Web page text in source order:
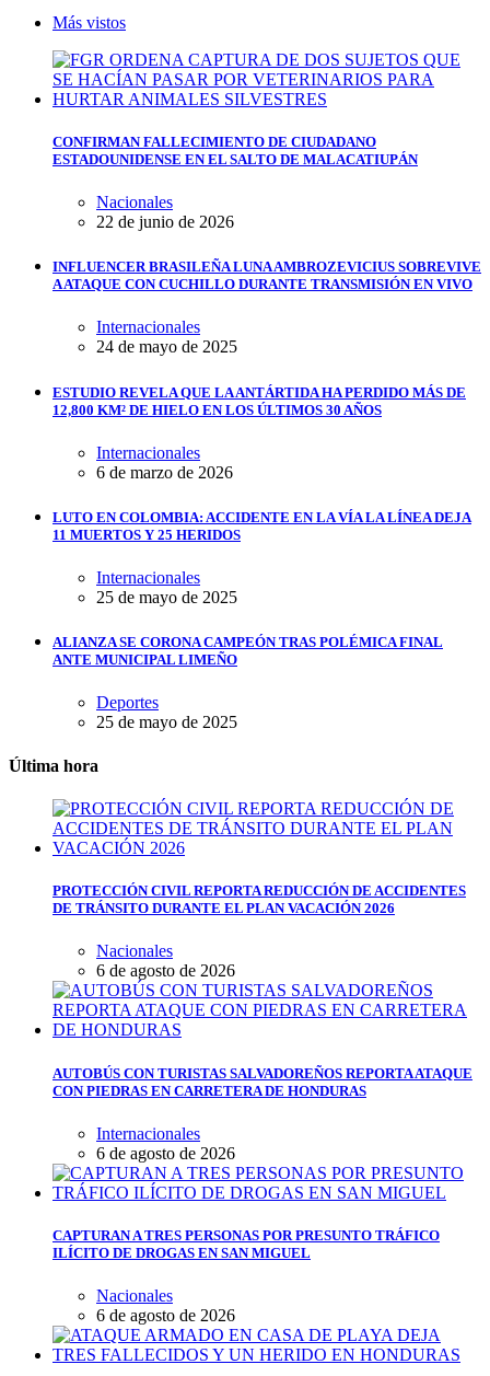
Más vistos
CONFIRMAN FALLECIMIENTO DE CIUDADANO
ESTADOUNIDENSE EN EL SALTO DE MALACATIUPÁN
Nacionales
22 de junio de 2026
INFLUENCER BRASILEÑA LUNA AMBROZEVICIUS SOBREVIVE
A ATAQUE CON CUCHILLO DURANTE TRANSMISIÓN EN VIVO
Internacionales
24 de mayo de 2025
ESTUDIO REVELA QUE LA ANTÁRTIDA HA PERDIDO MÁS DE
12,800 KM² DE HIELO EN LOS ÚLTIMOS 30 AÑOS
Internacionales
6 de marzo de 2026
LUTO EN COLOMBIA: ACCIDENTE EN LA VÍA LA LÍNEA DEJA
11 MUERTOS Y 25 HERIDOS
Internacionales
25 de mayo de 2025
ALIANZA SE CORONA CAMPEÓN TRAS POLÉMICA FINAL
ANTE MUNICIPAL LIMEÑO
Deportes
25 de mayo de 2025
Última hora
PROTECCIÓN CIVIL REPORTA REDUCCIÓN DE ACCIDENTES
DE TRÁNSITO DURANTE EL PLAN VACACIÓN 2026
Nacionales
6 de agosto de 2026
AUTOBÚS CON TURISTAS SALVADOREÑOS REPORTA ATAQUE
CON PIEDRAS EN CARRETERA DE HONDURAS
Internacionales
6 de agosto de 2026
CAPTURAN A TRES PERSONAS POR PRESUNTO TRÁFICO
ILÍCITO DE DROGAS EN SAN MIGUEL
Nacionales
6 de agosto de 2026